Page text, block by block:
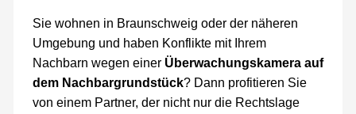
Sie wohnen in Braunschweig oder der näheren
Umgebung und haben Konflikte mit Ihrem
Nachbarn wegen einer Überwachungskamera auf
dem Nachbargrundstück? Dann profitieren Sie
von einem Partner, der nicht nur die Rechtslage